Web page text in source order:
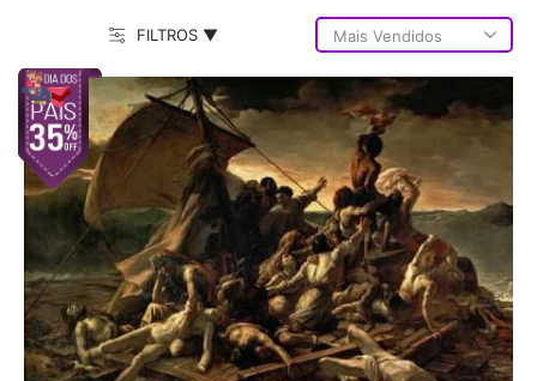
FILTROS ▼